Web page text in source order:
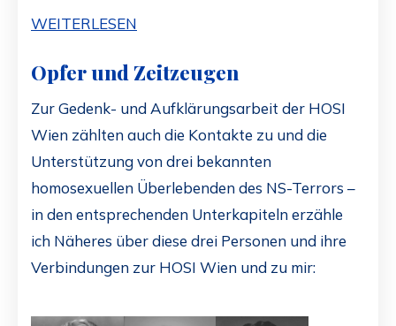
WEITERLESEN
Opfer und Zeitzeugen
Zur Gedenk- und Aufklärungsarbeit der HOSI
Wien zählten auch die Kontakte zu und die
Unterstützung von drei bekannten
homosexuellen Überlebenden des NS-Terrors –
in den entsprechenden Unterkapiteln erzähle
ich Näheres über diese drei Personen und ihre
Verbindungen zur HOSI Wien und zu mir: